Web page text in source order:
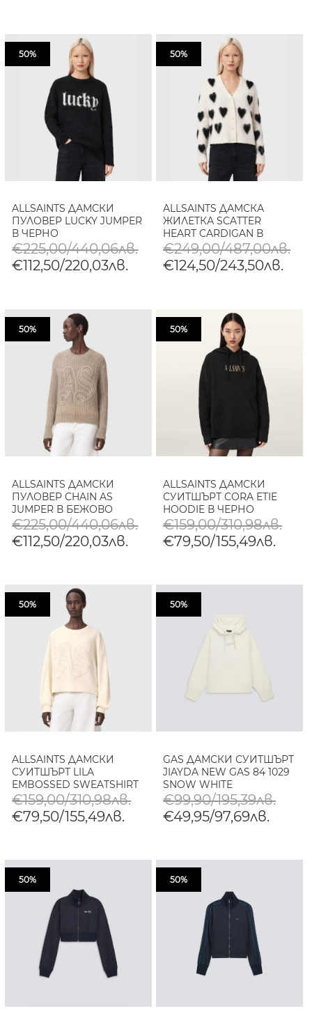
50%
ALLSAINTS ДАМСКИ
ПУЛОВЕР LUCKY JUMPER
В ЧЕРНО
€225,00/440,06лв.
€112,50/220,03лв.
50%
ALLSAINTS ДАМСКА
ЖИЛЕТКА SCATTER
HEART CARDIGAN В
БЯЛО/ЧЕРНО
€249,00/487,00лв.
€124,50/243,50лв.
50%
ALLSAINTS ДАМСКИ
ПУЛОВЕР CHAIN AS
JUMPER В БЕЖОВО
€225,00/440,06лв.
€112,50/220,03лв.
50%
ALLSAINTS ДАМСКИ
СУИТШЪРТ CORA ETIE
HOODIE В ЧЕРНО
€159,00/310,98лв.
€79,50/155,49лв.
50%
ALLSAINTS ДАМСКИ
СУИТШЪРТ LILA
EMBOSSED SWEATSHIRT
В БЯЛО
€159,00/310,98лв.
€79,50/155,49лв.
50%
GAS ДАМСКИ СУИТШЪРТ
JIAYDA NEW GAS 84 1029
SNOW WHITE
€99,90/195,39лв.
€49,95/97,69лв.
50% 50%